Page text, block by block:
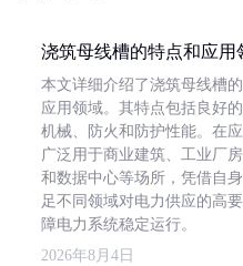
浇筑母线槽的特点和应用
本文详细介绍了浇筑母线槽
应用领域。其特点包括良好的
机械、防火和防护性能。在应
广泛用于商业建筑、工业厂
和数据中心等场所，凭借自
足不同领域对电力供应的高
障电力系统稳定运行。
2026年8月4日